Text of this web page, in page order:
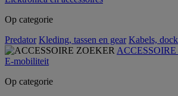
Op categorie
Predator Kleding, tassen en gear Kabels,
E-mobiliteit
Op categorie